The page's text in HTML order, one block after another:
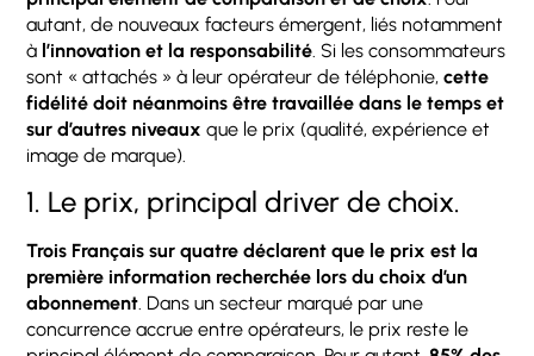
autant, de nouveaux facteurs émergent, liés notamment
à l’innovation et la responsabilité . Si les consommateurs
sont « attachés » à leur opérateur de téléphonie,cette
fidélité doit néanmoins être travaillée dans le temps et
sur d’autres niveaux que le prix (qualité, expérience et
image de marque).
1. Le prix, principal driver de choix.
Trois Français sur quatre déclarent que le prix est la
première information recherchée lors du choix d’un
abonnement. Dans un secteur marqué par une
concurrence accrue entre opérateurs, le prix reste le